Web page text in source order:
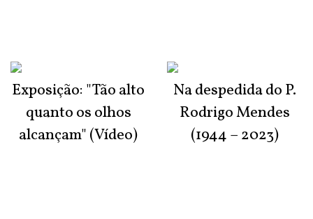
Exposição: "Tão alto
quanto os olhos
alcançam" (Vídeo)
Na despedida do P.
Rodrigo Mendes
(1944 – 2023)